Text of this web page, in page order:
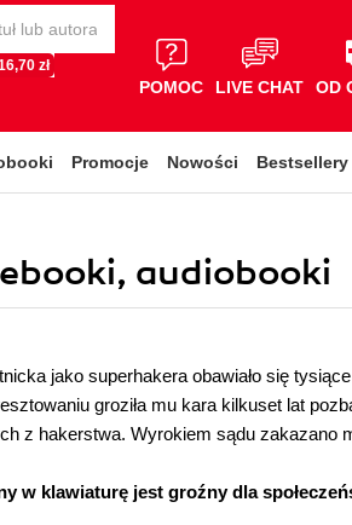
zł
POMOC LIVE CHAT OD
Promocje Nowości Bestsellery
audiobooki
jako superhakera obawiało się
groziła mu kara kilkuset lat
z hakerstwa. Wyrokiem sądu zakazano
w klawiaturę jest groźny dla